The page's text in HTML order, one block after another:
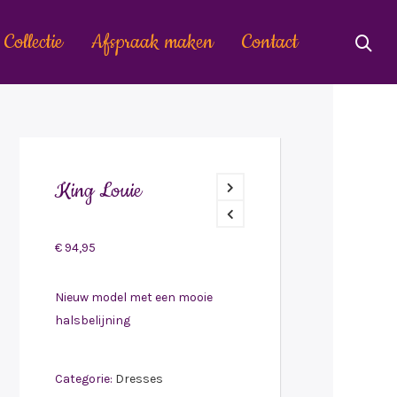
Collectie Afspraak maken Contact
King Louie
€94,95
Nieuw model met een mooie
halsbelijning
Categorie: Dresses